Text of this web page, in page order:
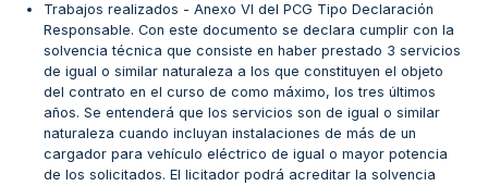
Trabajos realizados - Anexo VI del PCG Tipo Declaración
Responsable. Con este documento se declara cumplir con la
solvencia técnica que consiste en haber prestado 3 servicios
de igual o similar naturaleza a los que constituyen el objeto
del contrato en el curso de como máximo, los tres últimos
años. Se entenderá que los servicios son de igual o similar
naturaleza cuando incluyan instalaciones de más de un
cargador para vehículo eléctrico de igual o mayor potencia
de los solicitados. El licitador podrá acreditar la solvencia